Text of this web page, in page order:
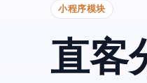
小程序模块
直客